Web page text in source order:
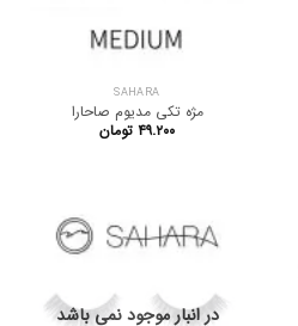
SAHARA
مژه تکی مدیوم صاحارا
۴۹.۲۰۰ تومان
در انبار موجود نمی باشد